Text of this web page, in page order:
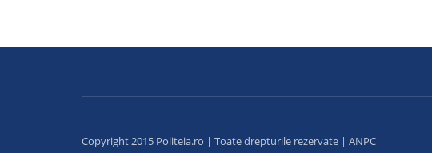
Copyright 2015 Politeia.ro | Toate drepturile rezervate | ANPC